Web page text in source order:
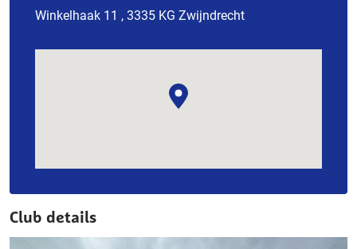
Winkelhaak 11 , 3335 KG Zwijndrecht
Club details